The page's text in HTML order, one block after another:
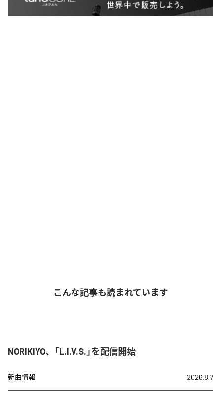
こんな記事も読まれています
NORIKIYO、「L.I.V.S.」を配信開始
新曲情報 2026.8.7